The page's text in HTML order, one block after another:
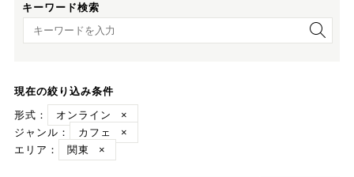
キーワード検索
キーワード検索
現在の絞り込み条件
形式：
オンライン
×
ジャンル：
カフェ
×
エリア：
関東 ×